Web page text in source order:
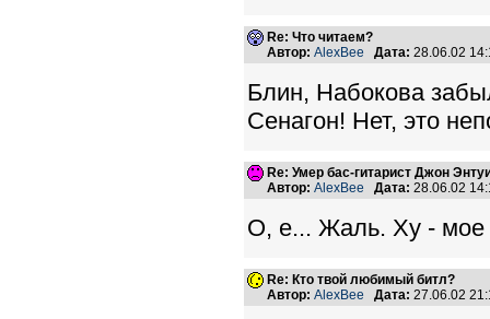
Re: Что читаем?
Автор: AlexBee Дата: 28.06.02
Блин, Набокова
Сенагон! Нет, это
Re: Умер бас-гитарист Джон
Автор: AlexBee Дата: 28.06.02
О, е... Жаль. Ху - мое
Re: Кто твой любимый битл?
Автор: AlexBee Дата: 27.06.02